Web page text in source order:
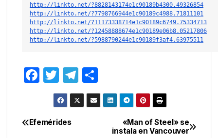
http://linkto.net/?8828143174e1c90189b4300.49326854
http://linkto.net/?7798766944e1c90189c4988.71811101
http://linkto.net/?11173338714e1c90189c6749.75334713
http://linkto.net/?12458888674e1c90189e06b8.05217806
http://linkto.net/?5988790244e1c90189f3af4.63975511
F
e
T
w
itt
er
T
el
e
o
m
Navegación
«Man of Steel» se
instala en Vancouver
Efemérides